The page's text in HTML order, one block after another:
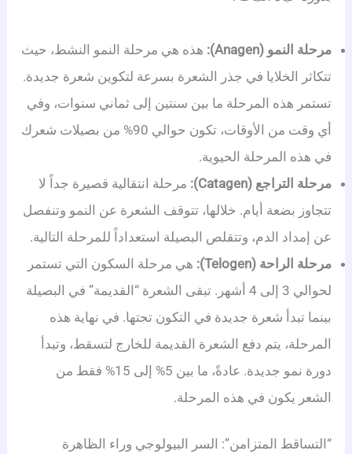
مرحلة النمو (Anagen):
هذه هي مرحلة النمو النشط، حيث
تتكاثر الخلايا في جذر الشعرة بسرعة لتكوين شعرة جديدة.
تستمر هذه المرحلة ما بين سنتين إلى ثماني سنوات، وفي
أي وقت من الأوقات، تكون حوالي 90% من بصيلات شعرك
في هذه المرحلة الحيوية.
مرحلة التراجع (Catagen):
مرحلة انتقالية قصيرة جداً لا
تتجاوز بضعة أيام. خلالها، تتوقف الشعرة عن النمو وتنفصل
عن إمداد الدم، وتتقلص البصيلة استعداداً للمرحلة التالية.
مرحلة الراحة (Telogen):
هي مرحلة السكون التي تستمر
لحوالي 3 إلى 4 أشهر. تبقى الشعرة “القديمة” في البصيلة
بينما تبدأ شعرة جديدة في التكون تحتها. في نهاية هذه
المرحلة، يتم دفع الشعرة القديمة للخارج لتسقط، وتبدأ
دورة نمو جديدة. عادةً، ما بين 5% إلى 15% فقط من
الشعر يكون في هذه المرحلة.
“التساقط المتزامن”: السر البيولوجي وراء الظاهرة